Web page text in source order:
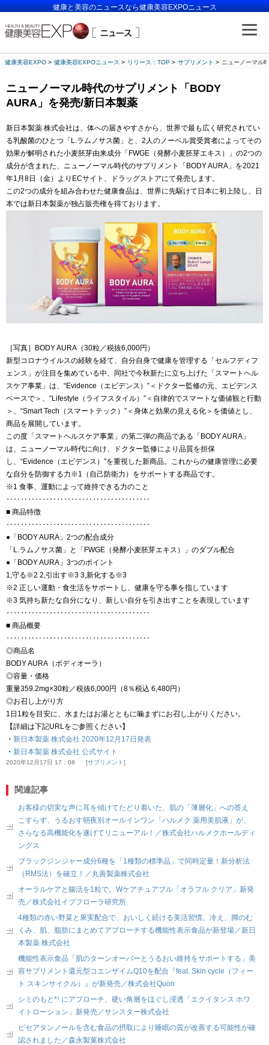
健康と美容のニュースなら健康美容EXPOニュース
健康美容EXPO 健康美容EXPOニュース リリース：TOP サプリメント ニューノーマル
ニューノーマル時代のサプリメント「BODY
AURA」を発売/新日本製薬
新日本製薬 株式会社は、体への届きやすさから、世界で最も広く研究されてい
る乳酸菌のひとつ「L.ラムノサス菌」と、2人のノーベル賞受賞者によってその
効果が解明された小麦胚芽由来成分「FWGE（発酵小麦胚芽エキス）」の2つの
成分が含まれた、ニューノーマル時代のサプリメント「BODY AURA」を2021
年1月8日（金）よりECサイト、ドラッグストアにて発売します。
この2つの成分を組み合わせた健康食品は、世界に先駆けて日本に初上陸し、日
本では新日本製薬が独占販売権を得ております。
［写真］BODY AURA（30粒／税抜6,000円）
新型コロナウイルスの経験を経て、自分自身で健康を管理する「セルフディフ
ェンス」が注目を集めている中、同社で今秋新たに立ち上げた「スマートヘル
スケア事業」は、“Evidence（エビデンス）”＜ドクター監修の元、エビデンス
ベースで＞、“Lifestyle（ライフスタイル）”＜自律的でスマートな価値観と行動
＞、“Smart Tech（スマートテック）”＜身体と効果の見える化＞を価値とし、
商品を展開しています。
この度「スマートヘルスケア事業」の第二弾の商品である「BODY AURA」
は、ニューノーマル時代に向け、ドクター監修により品質を担保
し、“Evidence（エビデンス）”を重視した新商品。これからの健康管理に必要
な自分を防御する力※1（自己防衛力）をサポートする商品です。
※1 食事、運動によって維持できる力のこと
‥‥‥‥‥‥‥‥‥‥‥‥‥‥‥‥‥‥‥‥
■ 商品特徴
‥‥‥‥‥‥‥‥‥‥‥‥‥‥‥‥‥‥‥‥
●「BODY AURA」2つの配合成分
「L.ラムノサス菌」と「FWGE（発酵小麦胚芽エキス）」のダブル配合
●「BODY AURA」3つのポイント
1,守る※2 2,引出す※3 3,新化する※3
※2 正しい運動・食生活をサポートし、健康を守る事を指しています
※3 気持ち新たな自分になり、新しい自分を引き出すことを表現しています
‥‥‥‥‥‥‥‥‥‥‥‥‥‥‥‥‥‥‥‥
■ 商品概要
‥‥‥‥‥‥‥‥‥‥‥‥‥‥‥‥‥‥‥‥
◎商品名
BODY AURA（ボディオーラ）
◎容量・価格
重量359.2mg×30粒／税抜6,000円（8％税込 6,480円）
◎お召し上がり方
1日1粒を目安に、水またはお湯とともに噛まずにお召し上がりください。
【詳細は下記URLをご参照ください】
・ 新日本製薬 株式会社 2020年12月17日発表
・ 新日本製薬 株式会社 公式サイト
2020年12月17日 17：08 サプリメント
関連記事
お客様の切実な声に耳を傾けてたどり着いた、肌の「薄層化」への答え
こすらず、うるおす朝夜別オールインワン「ハルメク 薬用美肌液」が、
さらなる高機能化を遂げてリニューアル！／株式会社ハルメクホールディ
ングス
ブラックジンジャー成分6種を「1種類の標準品」で同時定量！新分析法
（RMS法）を確立！／丸善製薬株式会社
オーラルケアと腸活を1粒で。Wケアチュアブル「オラフル クリア」新発
売／株式会社イブフローラ研究所
4種類の赤い野菜と果実配合で、おいしく続ける美活習慣。冷え、脚のむ
くみ、肌、脂肪にまとめてアプローチする機能性表示食品が新登場／新日
本製薬 株式会社
機能性表示食品「肌のターンオーバーとうるおい維持をサポートする」美
容サプリメント還元型コエンザイムQ10を配合『feat. Skin cycle（フィー
ト スキンサイクル）』が新発売／株式会社Quon
シミのもと*¹ にアプローチ、硬い角層をほぐし浸透「エクイタンス ホワ
イトローション」新発売／サンスター株式会社
ピセアタンノールを含む食品の摂取により睡眠の質が改善する可能性が確
認されました／森永製菓株式会社